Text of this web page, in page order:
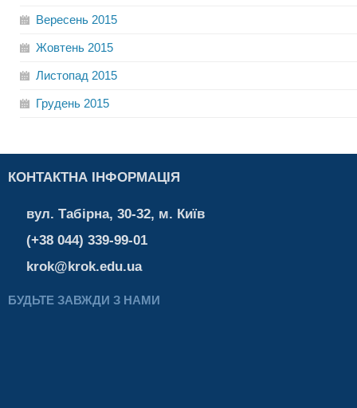
Вересень 2015
Жовтень 2015
Листопад 2015
Грудень 2015
КОНТАКТНА ІНФОРМАЦІЯ
вул. Табірна, 30-32, м. Київ
(+38 044) 339-99-01
krok@krok.edu.ua
БУДЬТЕ ЗАВЖДИ З НАМИ